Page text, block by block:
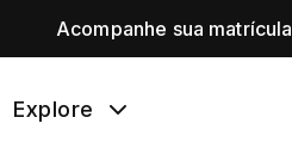
Acompanhe sua matrícula
Explore